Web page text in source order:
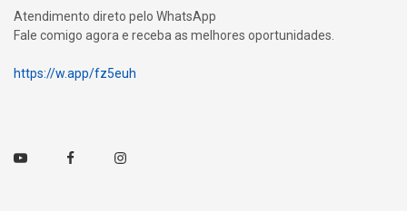
Atendimento direto pelo WhatsApp
Fale comigo agora e receba as melhores oportunidades.
https://w.app/fz5euh
Youtube FacebookInstagram